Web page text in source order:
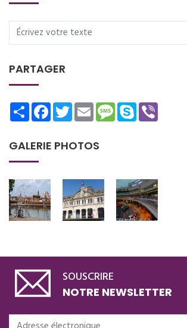
PARTAGER
ShareFacebookTwitterEmailMessage
Skype
GALERIE PHOTOS
SOUSCRIRE
NOTRE NEWSLETTER